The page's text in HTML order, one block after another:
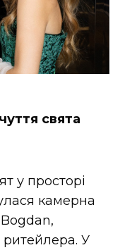
свята
у просторі
камерна
У